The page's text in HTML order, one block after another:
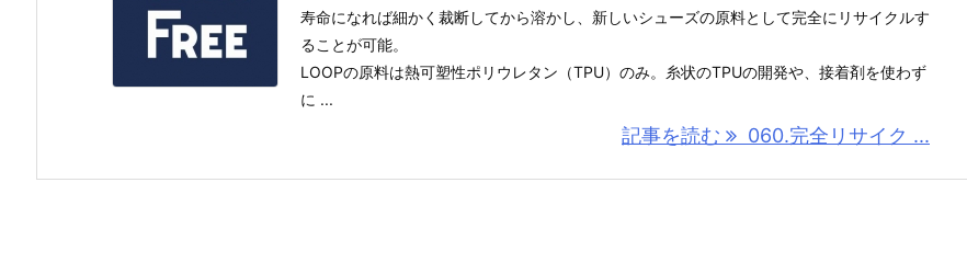
寿命になれば細かく裁断してから溶かし、新しいシューズの原料として完全にリサイクルす
ることが可能。
LOOPの原料は熱可塑性ポリウレタン（TPU）のみ。糸状のTPUの開発や、接着剤を使わず
に ...
記事を読む 060.完全リサイク ...